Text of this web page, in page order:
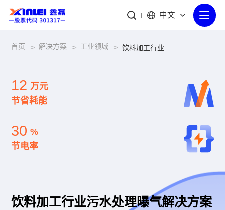
中文
首页 > 解决方案 > 工业领域 > 饮料加工行业
饮料加工行业污水处理曝气解决方案
12 万元
节省耗能
30 %
节电率